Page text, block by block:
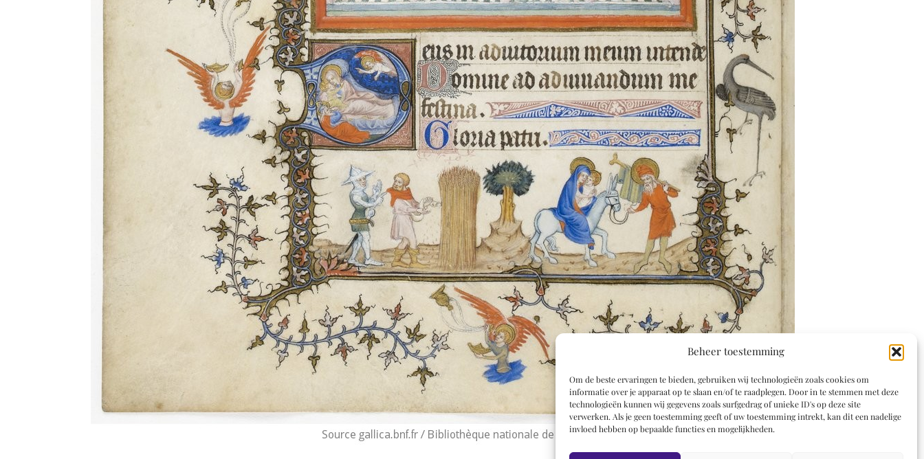
Beheer toestemming
Om de beste ervaringen te bieden, gebruiken wij technologieën zoals cookies om
informatie over je apparaat op te slaan en/of te raadplegen. Door in te stemmen met deze
technologieën kunnen wij gegevens zoals surfgedrag of unieke ID's op deze site
verwerken. Als je geen toestemming geeft of uw toestemming intrekt, kan dit een nadelige
invloed hebben op bepaalde functies en mogelijkheden.